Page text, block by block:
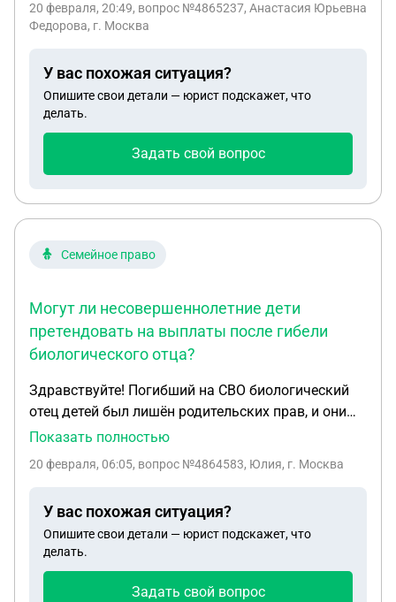
я подала иск в мировой суд на алименты только
документы на получение алиментов на младшего
ребенка
20 февраля, 20:49, вопрос №4865237, Анастасия Юрьевна
Федорова, г. Москва
У вас похожая ситуация?
Опишите свои детали — юрист подскажет, что
делать.
Задать свой вопрос
Семейное право
Могут ли несовершеннолетние дети
претендовать на выплаты после гибели
биологического отца?
Здравствуйте! Погибший на СВО биологический
отец детей был лишён родительских прав, и они
были усыновлены моим вторым мужем, но при
на двоих детей 33% , после усыновления мужем
по алиментам по заявлению. Могут ли
несовершеннолетние дети претендовать на
выплаты после гибели биологического отца?
Показать полностью
20 февраля, 06:05, вопрос №4864583, Юлия, г. Москва
У вас похожая ситуация?
Опишите свои детали — юрист подскажет, что
делать.
Задать свой вопрос